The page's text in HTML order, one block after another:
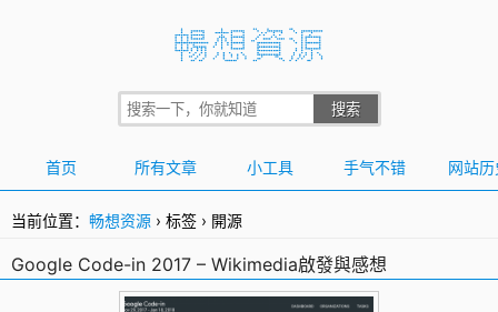
首页 所有文章 小工具 手气不错 网站历
当前位置： 畅想资源 › 标签 › 開源
Google Code-in 2017 – Wikimedia啟發與感想